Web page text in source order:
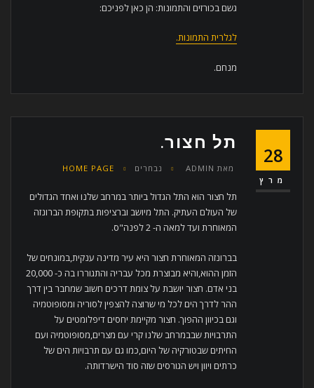
גשם בכורזים והתמונות: הן כאן לפניכם:
לגלרית התמונות.
מנחם.
28
מרץ
תל חצור.
מאת ADMIN נבחרים HOME PAGE
תל חצור הוא התל הגדול ביותר במרחב שלנו ואחד הגדולים
של העולם העתיק. התל מיושב וברציפות בתקופת הברונזה
המאוחרת ועד למאה ה- 2 לפנה"ס.
בברונזה המאוחרת חצור היא עיר מדינה ענקית,במונחים של
הזמן ההוא,והיא מבוצרת מכל עבריה והתגוררו בה כ- 20,000
בני אדם. חצור יושבת על צומת דרכים חשוב שמחבר בין דרך
ההר לדרך הים לכל מי שרוצה להצפין לסוריה ומסופוטמיה
וגם בכיוון ההפוך. חצור מקיימת יחסים דיפלומטים על
התרבויות שבבמרחב שלנו קרי עם מצרים,מסופוטמיה ועם
החיתים שבטורקיה של היום,כמו גם עם תרבויות הים של
כרתים ויוון ויש הגורסים שזה סוד הישרדותה.